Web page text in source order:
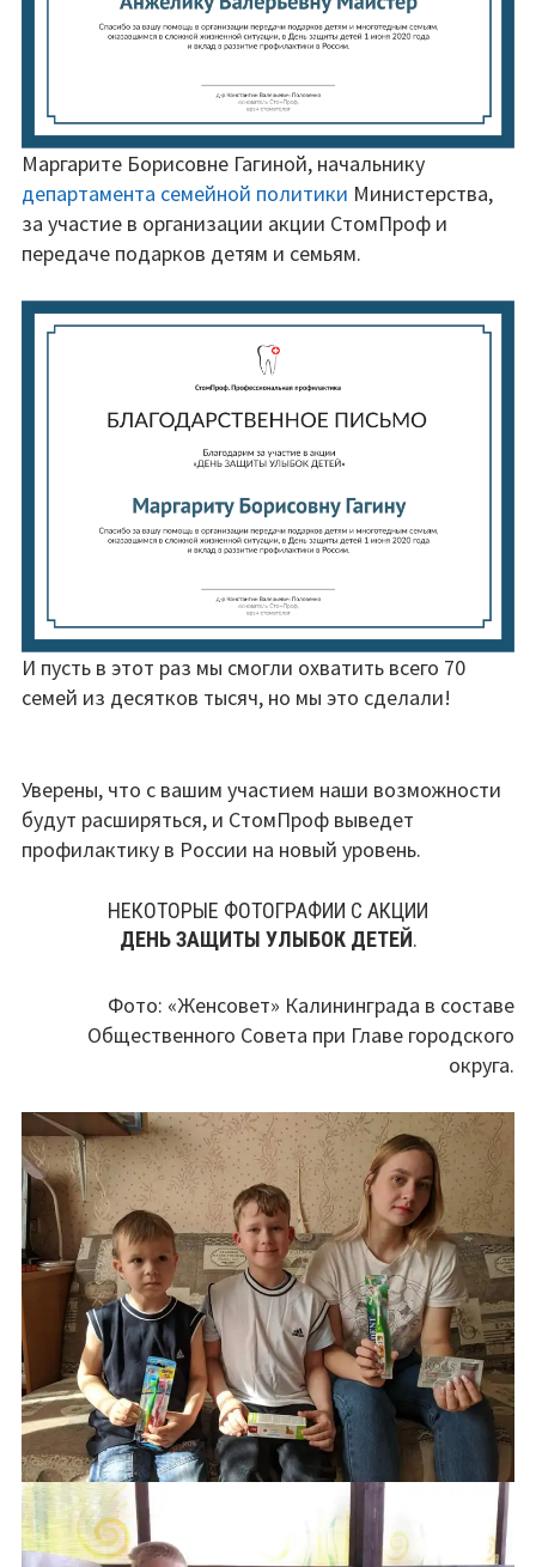
Маргарите Борисовне Гагиной, начальнику
департамента семейной политики Министерства,
за участие в организации акции СтомПроф и
передаче подарков детям и семьям.
И пусть в этот раз мы смогли охватить всего 70
семей из десятков тысяч, но мы это сделали!
Уверены, что с вашим участием наши возможности
будут расширяться, и СтомПроф выведет
профилактику в России на новый уровень.
НЕКОТОРЫЕ ФОТОГРАФИИ С АКЦИИ
ДЕНЬ ЗАЩИТЫ УЛЫБОК ДЕТЕЙ.
Фото: «Женсовет» Калининграда в составе
Общественного Совета при Главе городского
округа.